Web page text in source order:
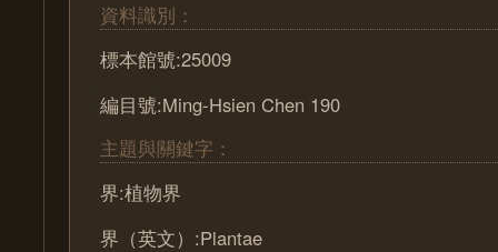
資料識別：
標本館號:25009
編目號:Ming-Hsien Chen 190
主題與關鍵字：
界:植物界
界（英文）:Plantae